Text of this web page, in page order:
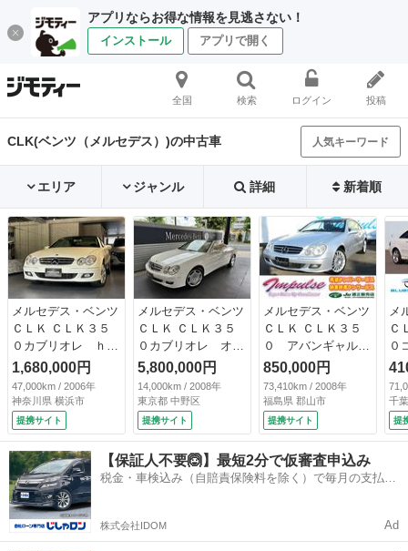
アプリならお得な情報を見逃さない！
インストール アプリで開く
全国 検索 ログイン 投稿
CLK(ベンツ（メルセデス）)の中古車 人気キーワード
エリア ジャンル 詳細 新着順
メルセデス・ベンツ
ＣＬＫ ＣＬＫ３５
０カブリオレ ｈａ
ｒｍａｎ／ｋａｒｄ
ｏｎ １オーナー
車 ユーザー買取
左ハンドル 屋内保
管 レザーシート
シートヒーター エ
アコン 電動格納ミ
ラー 定期点検記録
あり メモリー付き
パワーシート （検
1,680,000円
47,000km / 2006年
神奈川県 横浜市
提携サイト
メルセデス・ベンツ
ＣＬＫ ＣＬＫ３５
０カブリオレ オー
ダー生産車両 幌新
品張り替 白革
（検10.4）
5,800,000円
14,000km / 2008年
東京都 中野区
提携サイト
メルセデス・ベンツ
ＣＬＫ ＣＬＫ３５
０ アバンギャル
ド ＣＬＫ３５０
アバンギャルド 本
革シート サンルー
フ ＡＭＧ１８イン
チＡＷ カロッツェ
リアナビ シートヒ
ーター バックカメ
ラ （検9.2）
850,000円
73,410km / 2008年
福島県 郡山市
提携サイト
メ
Ｃ
０
ア
Ｌ
ッ
ル
パ
可
8.9
千
提
【保証人不要🙆】最短2分で仮審査申込み
税金・車検込み（自賠責保険料を除く）で毎月の支払額
株式会社IDOM Ad